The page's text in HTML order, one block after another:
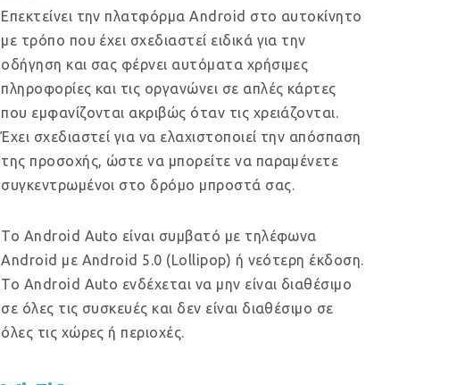
Επεκτείνει την πλατφόρμα Android στο αυτοκίνητο
με τρόπο που έχει σχεδιαστεί ειδικά για την
οδήγηση και σας φέρνει αυτόματα χρήσιμες
πληροφορίες και τις οργανώνει σε απλές κάρτες
που εμφανίζονται ακριβώς όταν τις χρειάζονται.
Έχει σχεδιαστεί για να ελαχιστοποιεί την απόσπαση
της προσοχής, ώστε να μπορείτε να παραμένετε
συγκεντρωμένοι στο δρόμο μπροστά σας.
Το Android Auto είναι συμβατό με τηλέφωνα
Android με Android 5.0 (Lollipop) ή νεότερη έκδοση.
Το Android Auto ενδέχεται να μην είναι διαθέσιμο
σε όλες τις συσκευές και δεν είναι διαθέσιμο σε
όλες τις χώρες ή περιοχές.